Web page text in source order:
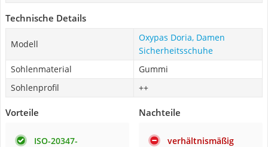
Technische Details
Modell
Oxypas Doria, Damen
Sicherheitsschuhe
Sohlenmaterial
Gummi
Sohlenprofil
++
Vorteile
ISO-20347-
Nachteile
verhältnismäßig